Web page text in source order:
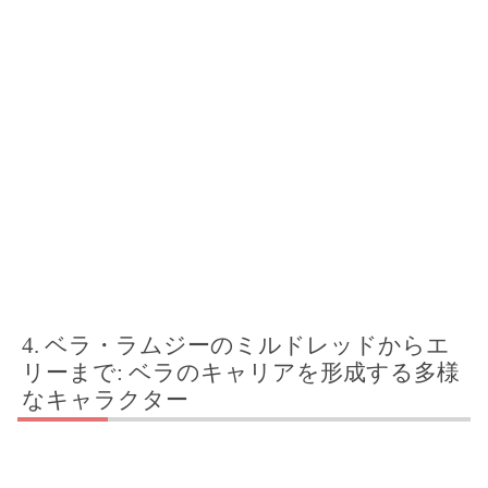
ベラ・ラムジーのミルドレッドからエ
リーまで: ベラのキャリアを形成する多様
なキャラクター